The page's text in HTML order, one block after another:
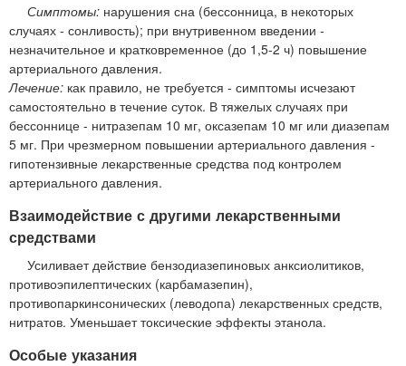
Симптомы: нарушения сна (бессонница, в некоторых
случаях - сонливость); при внутривенном введении -
незначительное и кратковременное (до 1,5-2 ч) повышение
артериального давления.
Лечение: как правило, не требуется - симптомы исчезают
самостоятельно в течение суток. В тяжелых случаях при
бессоннице - нитразепам 10 мг, оксазепам 10 мг или диазепам
5 мг. При чрезмерном повышении артериального давления -
гипотензивные лекарственные средства под контролем
артериального давления.
Взаимодействие с другими лекарственными
средствами
Усиливает действие бензодиазепиновых анксиолитиков,
противоэпилептических (карбамазепин),
противопаркинсонических (леводопа) лекарственных средств,
нитратов. Уменьшает токсические эффекты этанола.
Особые указания